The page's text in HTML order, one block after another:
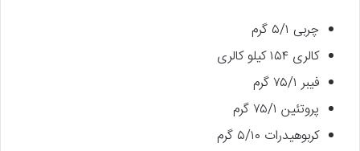
چربی ۵/۱ گرم
کالری ۱۵۴ کیلو کالری
فیبر ۷۵/۱ گرم
پروتئین ۷۵/۱ گرم
کربوهیدرات ۵/۱۰ گرم